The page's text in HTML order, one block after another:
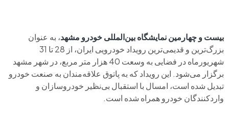
بیستو چهارمین نمایشگاه بین‌المللی خودرو مشهد، به عنوان
بزرگ‌ترین و قدیمی‌ترین رویداد خودرویی ایران، از 28 تا 31
شهریورماه در فضایی به وسعت 40 هزار متر مربع، در شهر مشهد
برگزار می‌شود. این رویداد که به پاتوق علاقه‌مندان به صنعت خودرو
تبدیل شده است، امسال با استقبال بی‌نظیر خودروسازان و
واردکنندگان خودرو همراه شده است.